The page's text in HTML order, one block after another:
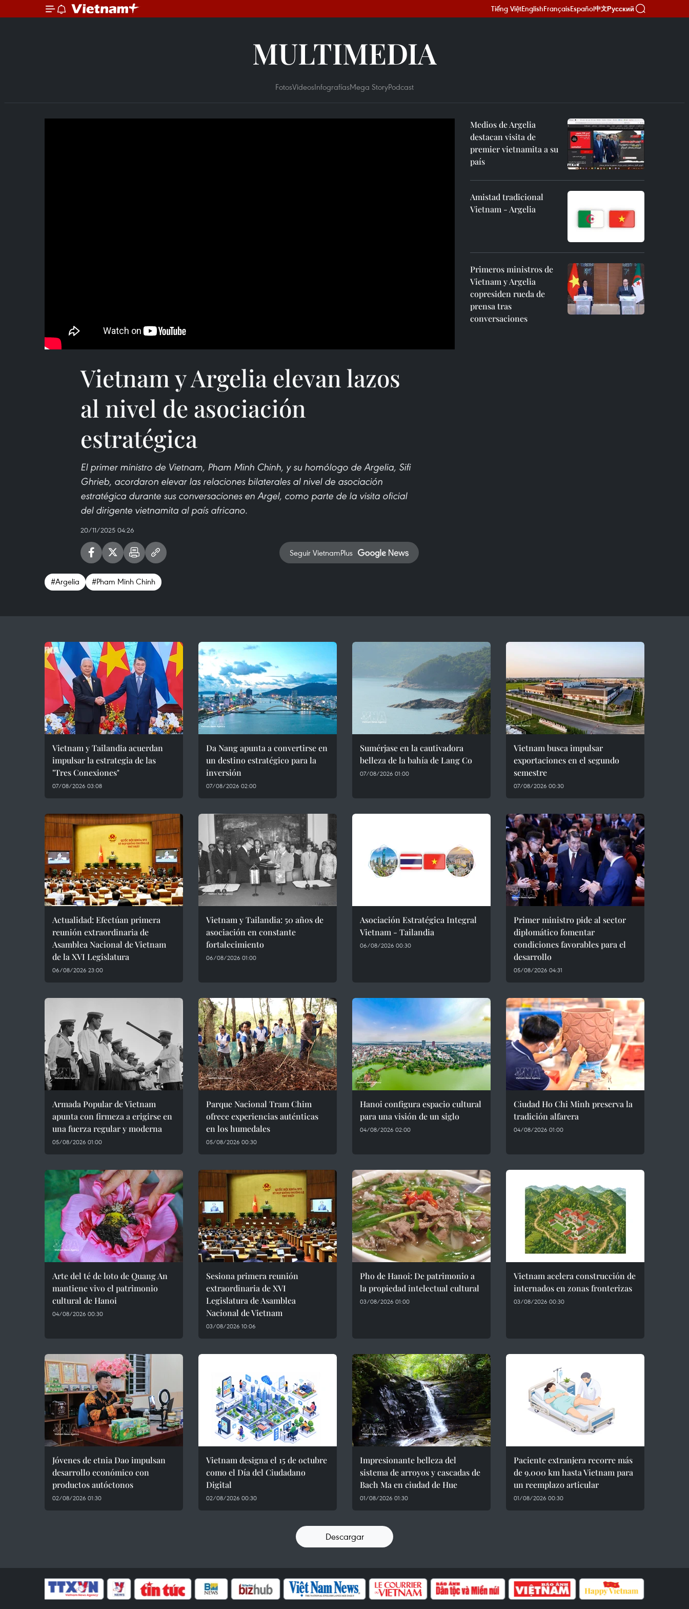
Tiếng ViệtEnglishFrançaisEspañol中文Русский
MULTIMEDIA
FotosVideosInfografíasMega StoryPodcast
Vietnam y Argelia elevan lazos
al nivel de asociación
estratégica
El primer ministro de Vietnam, Pham Minh Chinh, y su homólogo de Argelia, Sifi
Ghrieb, acordaron elevar las relaciones bilaterales al nivel de asociación
estratégica durante sus conversaciones en Argel, como parte de la visita oficial
del dirigente vietnamita al país africano.
20/11/2025 04:26
Seguir VietnamPlus
#Argelia #Pham Minh Chinh
Medios de Argelia
destacan visita de
premier vietnamita a su
país
Amistad tradicional
Vietnam - Argelia
Primeros ministros de
Vietnam y Argelia
copresiden rueda de
prensa tras
conversaciones
Vietnam y Tailandia acuerdan
impulsar la estrategia de las
"Tres Conexiones"
07/08/2026 03:08
Da Nang apunta a convertirse en
un destino estratégico para la
inversión
07/08/2026 02:00
Sumérjase en la cautivadora
belleza de la bahía de Lang Co
07/08/2026 01:00
Vietnam busca impulsar
exportaciones en el segundo
semestre
07/08/2026 00:30
Actualidad: Efectúan primera
reunión extraordinaria de
Asamblea Nacional de Vietnam
de la XVI Legislatura
06/08/2026 23:00
Vietnam y Tailandia: 50 años de
asociación en constante
fortalecimiento
06/08/2026 01:00
Asociación Estratégica Integral
Vietnam - Tailandia
06/08/2026 00:30
Primer ministro pide al sector
diplomático fomentar
condiciones favorables para el
desarrollo
05/08/2026 04:31
Armada Popular de Vietnam
apunta con firmeza a erigirse en
una fuerza regular y moderna
05/08/2026 01:00
Parque Nacional Tram Chim
ofrece experiencias auténticas
en los humedales
05/08/2026 00:30
Hanoi configura espacio cultural
para una visión de un siglo
04/08/2026 02:00
Ciudad Ho Chi Minh preserva la
tradición alfarera
04/08/2026 01:00
Arte del té de loto de Quang An
mantiene vivo el patrimonio
cultural de Hanoi
04/08/2026 00:30
Sesiona primera reunión
extraordinaria de XVI
Legislatura de Asamblea
Nacional de Vietnam
03/08/2026 10:06
Pho de Hanoi: De patrimonio a
la propiedad intelectual cultural
03/08/2026 01:00
Vietnam acelera construcción de
internados en zonas fronterizas
03/08/2026 00:30
Jóvenes de etnia Dao impulsan
desarrollo económico con
productos autóctonos
02/08/2026 01:30
Vietnam designa el 15 de octubre
como el Día del Ciudadano
Digital
02/08/2026 00:30
Impresionante belleza del
sistema de arroyos y cascadas de
Bach Ma en ciudad de Hue
01/08/2026 01:30
Paciente extranjera recorre más
de 9.000 km hasta Vietnam para
un reemplazo articular
01/08/2026 00:30
Descargar